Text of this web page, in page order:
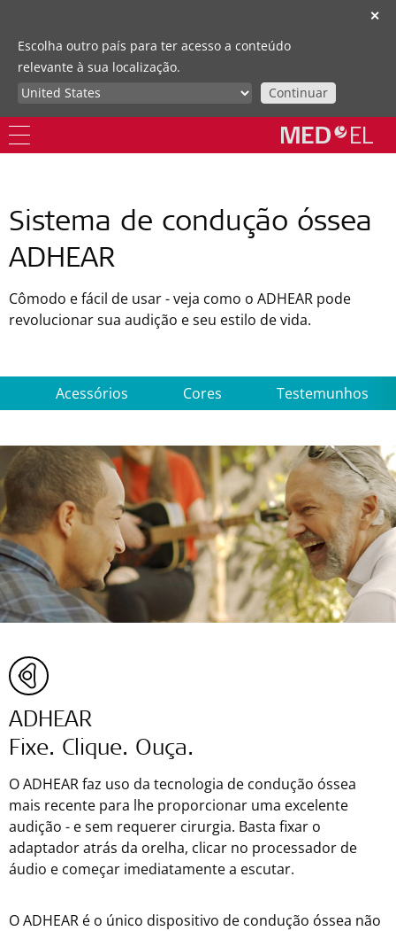
✕
Escolha outro país para ter acesso a conteúdo
relevante à sua localização.
Continuar
Sistema de condução óssea
ADHEAR
Cômodo e fácil de usar - veja como o ADHEAR pode
revolucionar sua audição e seu estilo de vida.
Acessórios Cores Testemunhos
ADHEAR
Fixe. Clique. Ouça.
O ADHEAR faz uso da tecnologia de condução óssea
mais recente para lhe proporcionar uma excelente
audição - e sem requerer cirurgia. Basta fixar o
adaptador atrás da orelha, clicar no processador de
áudio e começar imediatamente a escutar.
O ADHEAR é o único dispositivo de condução óssea não